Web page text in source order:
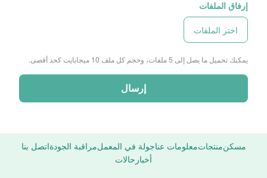
إرفاق الملفات
اختر الملفات
يمكنك تحميل ما يصل إلى 5 ملفات، وحجم كل ملف 10 ميجابايت كحد أقصى.
إرسال
مسكنمنتجاتمعلومات عناجولة في المعملمراقبة الجودةاتصل بنا
أخبار حالات